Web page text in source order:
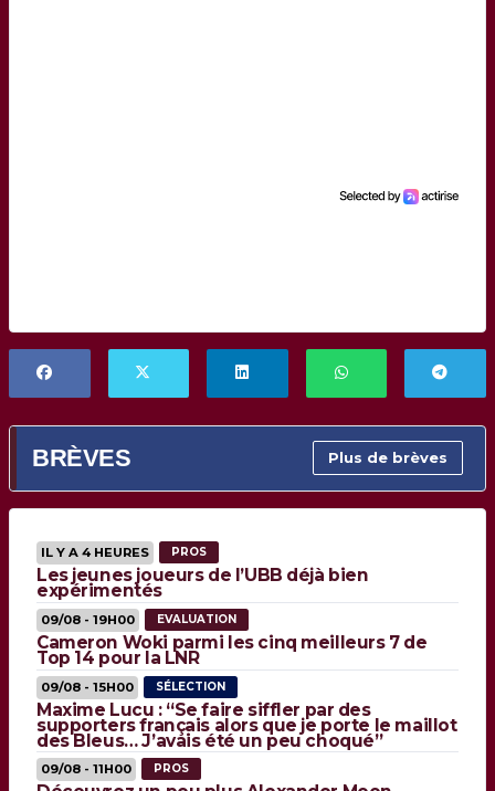
BRÈVES Plus de brèves
IL Y A 4 HEURES PROS
Les jeunes joueurs de l’UBB déjà bien
expérimentés
09/08 - 19H00 EVALUATION
Cameron Woki parmi les cinq meilleurs 7 de
Top 14 pour la LNR
09/08 - 15H00 SÉLECTION
Maxime Lucu : “Se faire siffler par des
supporters français alors que je porte le maillot
des Bleus… J’avais été un peu choqué”
09/08 - 11H00 PROS